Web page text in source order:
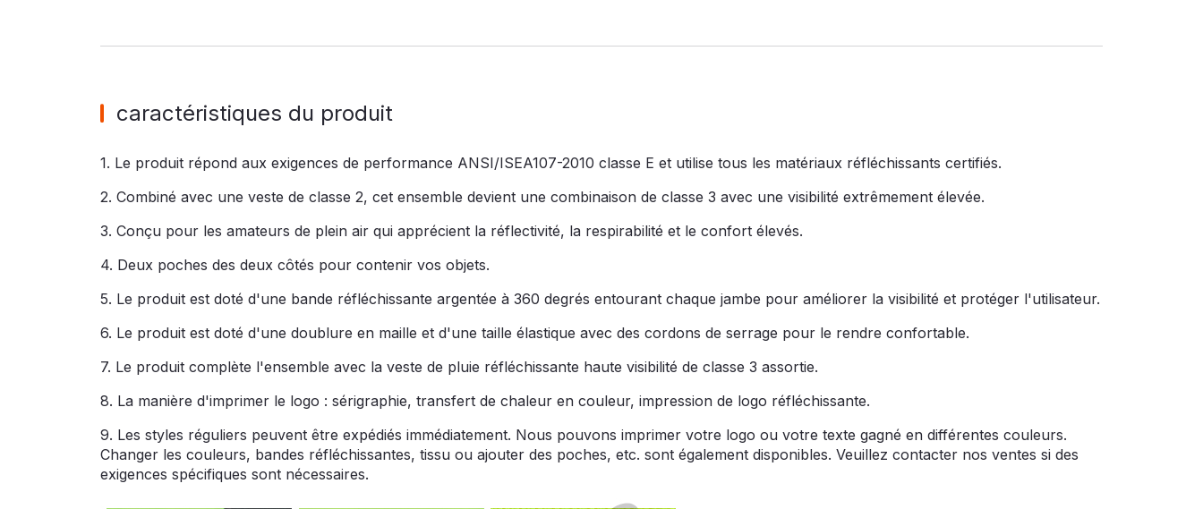
caractéristiques du produit
1. Le produit répond aux exigences de performance ANSI/ISEA107-2010 classe E et utilise tous les matériaux réfléchissants certifiés.
2. Combiné avec une veste de classe 2, cet ensemble devient une combinaison de classe 3 avec une visibilité extrêmement élevée.
3. Conçu pour les amateurs de plein air qui apprécient la réflectivité, la respirabilité et le confort élevés.
4. Deux poches des deux côtés pour contenir vos objets.
5. Le produit est doté d'une bande réfléchissante argentée à 360 degrés entourant chaque jambe pour améliorer la visibilité et protéger l'utilisateur.
6. Le produit est doté d'une doublure en maille et d'une taille élastique avec des cordons de serrage pour le rendre confortable.
7. Le produit complète l'ensemble avec la veste de pluie réfléchissante haute visibilité de classe 3 assortie.
8. La manière d'imprimer le logo : sérigraphie, transfert de chaleur en couleur, impression de logo réfléchissante.
9. Les styles réguliers peuvent être expédiés immédiatement. Nous pouvons imprimer votre logo ou votre texte gagné en différentes couleurs.
Changer les couleurs, bandes réfléchissantes, tissu ou ajouter des poches, etc. sont également disponibles. Veuillez contacter nos ventes si des
exigences spécifiques sont nécessaires.